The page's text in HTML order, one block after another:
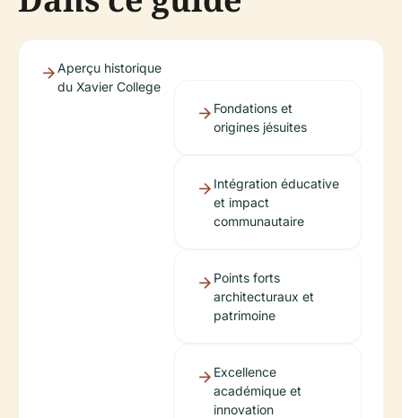
Aperçu historique
du Xavier College
Fondations et
origines jésuites
Intégration éducative
et impact
communautaire
Points forts
architecturaux et
patrimoine
Excellence
académique et
innovation